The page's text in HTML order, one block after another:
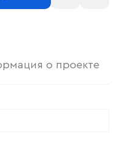
о проекте